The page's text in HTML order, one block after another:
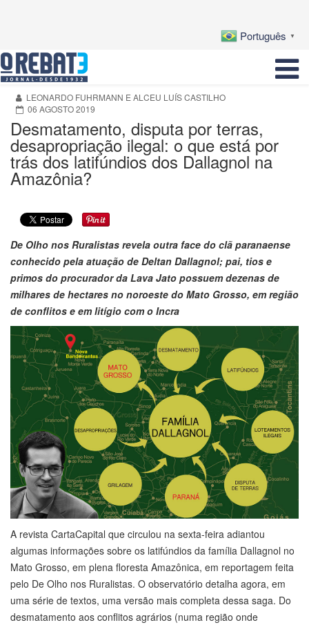
Português ▼
LEONARDO FUHRMANN E ALCEU LUÍS CASTILHO
06 AGOSTO 2019
Desmatamento, disputa por terras,
desapropriação ilegal: o que está por
trás dos latifúndios dos Dallagnol na
Amazônia?
De Olho nos Ruralistas revela outra face do clã paranaense
conhecido pela atuação de Deltan Dallagnol; pai, tios e
primos do procurador da Lava Jato possuem dezenas de
milhares de hectares no noroeste do Mato Grosso, em região
de conflitos e em litígio com o Incra
A revista CartaCapital que circulou na sexta-feira adiantou
algumas informações sobre os latifúndios da família Dallagnol no
Mato Grosso, em plena floresta Amazônica, em reportagem feita
pelo De Olho nos Ruralistas. O observatório detalha agora, em
uma série de textos, uma versão mais completa dessa saga. Do
desmatamento aos conflitos agrários (numa região onde